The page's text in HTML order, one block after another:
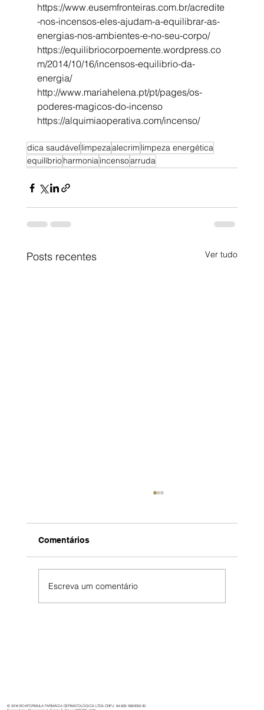
https://www.eusemfronteiras.com.br/acredite
-nos-incensos-eles-ajudam-a-equilibrar-as-
energias-nos-ambientes-e-no-seu-corpo/
https://equilibriocorpoemente.wordpress.co
m/2014/10/16/incensos-equilibrio-da-
energia/
http://www.mariahelena.pt/pt/pages/os-
poderes-magicos-do-incenso
https://alquimiaoperativa.com/incenso/
dica saudável limpezaalecrim limpeza energética
equilíbrioharmoniaincensoarruda
Posts recentes Ver tudo
Comentários
Escreva um comentário
© 2016 BOAFORMULA FARMÁCIA DERMATOLÓGICA LTDA CNPJ: 94.629.169/0002-30